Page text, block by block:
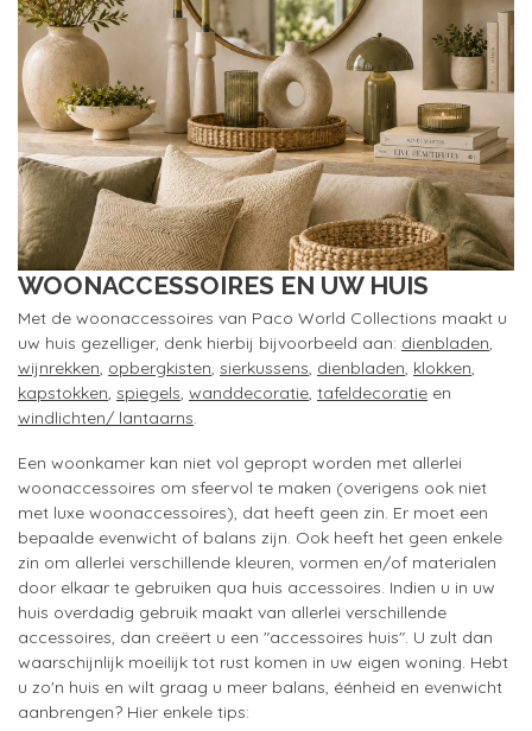
WOONACCESSOIRES EN UW HUIS
Met de woonaccessoires van Paco World Collections maakt u
uw huis gezelliger, denk hierbij bijvoorbeeld aan: dienbladen,
wijnrekken, opbergkisten, sierkussens, dienbladen, klokken,
kapstokken, spiegels, wanddecoratie, tafeldecoratie en
windlichten/ lantaarns.
Een woonkamer kan niet vol gepropt worden met allerlei
woonaccessoires om sfeervol te maken (overigens ook niet
met luxe woonaccessoires), dat heeft geen zin. Er moet een
bepaalde evenwicht of balans zijn. Ook heeft het geen enkele
zin om allerlei verschillende kleuren, vormen en/of materialen
door elkaar te gebruiken qua huis accessoires. Indien u in uw
huis overdadig gebruik maakt van allerlei verschillende
accessoires, dan creëert u een "accessoires huis". U zult dan
waarschijnlijk moeilijk tot rust komen in uw eigen woning. Hebt
u zo'n huis en wilt graag u meer balans, éénheid en evenwicht
aanbrengen? Hier enkele tips: